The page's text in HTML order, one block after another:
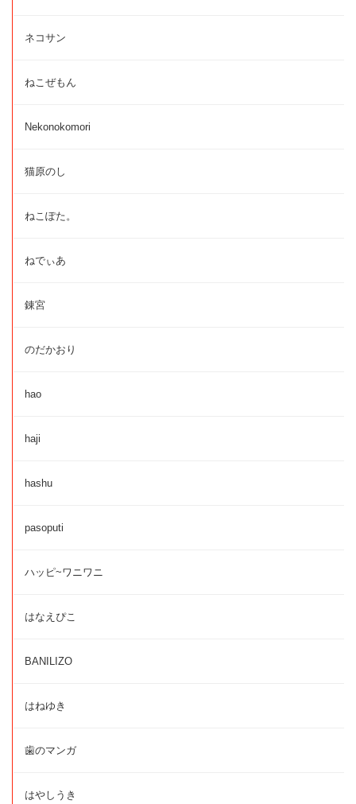
ネコサン
ねこぜもん
Nekonokomori
猫原のし
ねこぽた。
ねでぃあ
錬宮
のだかおり
hao
haji
hashu
pasoputi
ハッピ~ワニワニ
はなえぴこ
BANILIZO
はねゆき
歯のマンガ
はやしうき